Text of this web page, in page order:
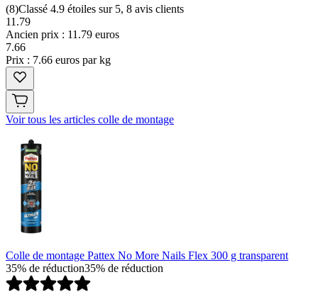
(8)Classé 4.9 étoiles sur 5, 8 avis clients
11.79
Ancien prix : 11.79 euros
7.66
Prix : 7.66 euros par kg
Voir tous les articles colle de montage
Colle de montage Pattex No More Nails Flex 300 g transparent
35% de réduction35% de réduction